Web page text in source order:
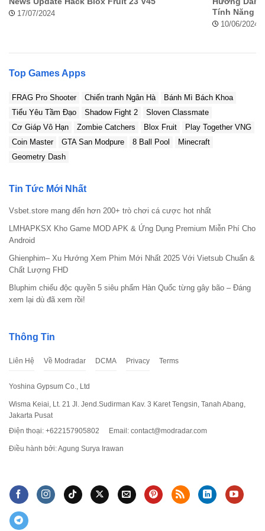
có thể cài đặt file Apk trên thiết bị Android.
Bước 2:
Vào thư mục Tải về trên thiết bị và nhấn
công
Bước 3:Tiếp tục chọn Cài đặt và làm theo các chỉ
dẫn trên màn hình để hoàn tất quá trình cài đặt Learn
The Heart Apk v2.1.0
17/07/2024
Tính Năng
10/06/2024
Top Games Apps
FRAG Pro Shooter Chiến tranh Ngân Hà
Bánh Mì Bách Khoa
Tiểu Yêu Tầm Đạo
Shadow Fight 2
Sloven Classmate
Cơ Giáp Vô Hạn
Zombie Catchers Blox Fruit
Play Together VNG
Coin Master
GTA San Modpure 8 Ball Pool
Minecraft
Geometry Dash
Tin Tức Mới Nhất
Vsbet.store mang đến hơn 200+ trò chơi cá cược hot nhất
LMHAPKSX Kho Game MOD APK & Ứng Dụng Premium Miễn Phí Cho
Android
Ghienphim– Xu Hướng Xem Phim Mới Nhất 2025 Với Vietsub Chuẩn &
Chất Lượng FHD
Bluphim chiếu độc quyền 5 siêu phẩm Hàn Quốc từng gây bão – Đáng
xem lại dù đã xem rồi!
Thông Tin
Liên Hệ Về Modradar DCMA Privacy Terms
Yoshina Gypsum Co., Ltd
Wisma Keiai, Lt. 21 Jl. Jend.Sudirman Kav. 3 Karet Tengsin, Tanah Abang,
Jakarta Pusat
Điện thoại: +622157905802
Email: contact@modradar.com
Điều hành bởi: Agung Surya Irawan